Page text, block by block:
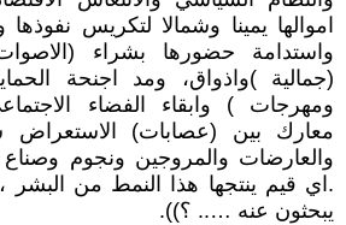
اموالها يمينا وشمالا لتكريس نفوذها
واستدامة حضورها بشراء
(جمالية )واذواق، ومد اجنحة
ومهرجات ) وابقاء الفضاء
معارك بين (عصابات) الاستعراض
والعارضات والمروجين ونجوم وصناع
.اي قيم ينتجها هذا النمط من البشر
يبحثون عنه ….. ؟)).